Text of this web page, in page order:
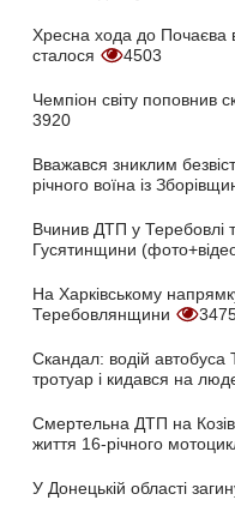
Хресна хода до Почаєва
сталося
4503
Чемпіон світу поповнив
3920
Вважався зниклим
річного воїна із
Вчинив ДТП у Теребовлі
Гусятинщини
На Харківському
Теребовлянщини
Скандал: водій автобуса
тротуар і кидався на
Смертельна ДТП на
життя 16-річного
У Донецькій області